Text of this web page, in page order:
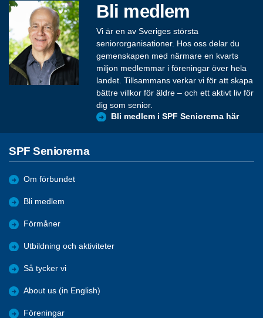
Bli medlem
Vi är en av Sveriges största
seniororganisationer. Hos oss delar du
gemenskapen med närmare en kvarts
miljon medlemmar i föreningar över hela
landet. Tillsammans verkar vi för att skapa
bättre villkor för äldre – och ett aktivt liv för
dig som senior.
Bli medlem i SPF Seniorerna här
SPF Seniorerna
Om förbundet
Bli medlem
Förmåner
Utbildning och aktiviteter
Så tycker vi
About us (in English)
Föreningar